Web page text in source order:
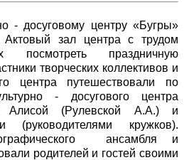
- досуговому центру «Бугры»
Актовый зал центра с трудом
посмотреть праздничную
творческих коллективов и
центра путешествовали по
- досугового центра
Алисой (Рулевской А.А.) и
(руководителями кружков).
ансамбля и
родителей и гостей своими